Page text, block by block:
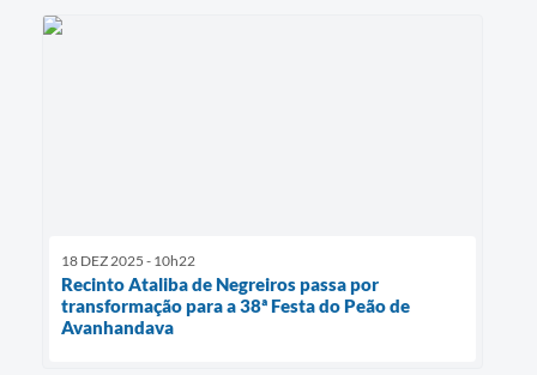
18 DEZ 2025 - 10h22
Recinto Ataliba de Negreiros passa por
transformação para a 38ª Festa do Peão de
Avanhandava